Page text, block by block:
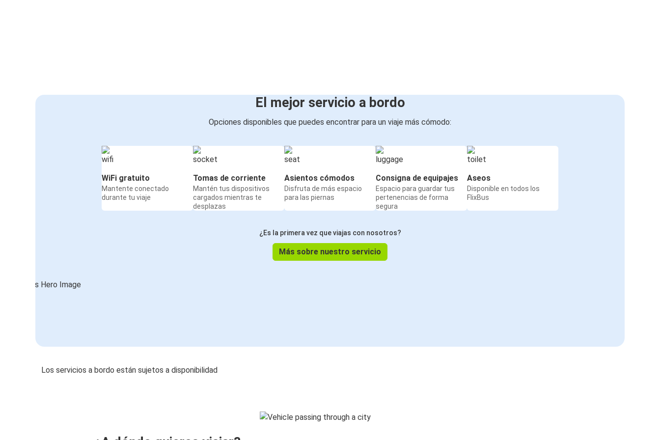
El mejor servicio a bordo
Opciones disponibles que puedes encontrar para un viaje más cómodo:
WiFi gratuito
Mantente conectado
durante tu viaje
Tomas de corriente
Mantén tus dispositivos
cargados mientras te
desplazas
Asientos cómodos
Disfruta de más espacio
para las piernas
Consigna de equipajes
Espacio para guardar tus
pertenencias de forma
segura
Aseos
Disponible en todos los
FlixBus
¿Es la primera vez que viajas con nosotros?
Más sobre nuestro servicio
Los servicios a bordo están sujetos a disponibilidad